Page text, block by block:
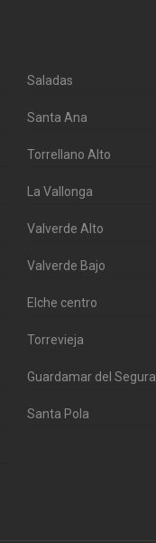
Saladas
Santa Ana
Torrellano Alto
La Vallonga
Valverde Alto
Valverde Bajo
Elche centro
Torrevieja
Guardamar del Segura
Santa Pola